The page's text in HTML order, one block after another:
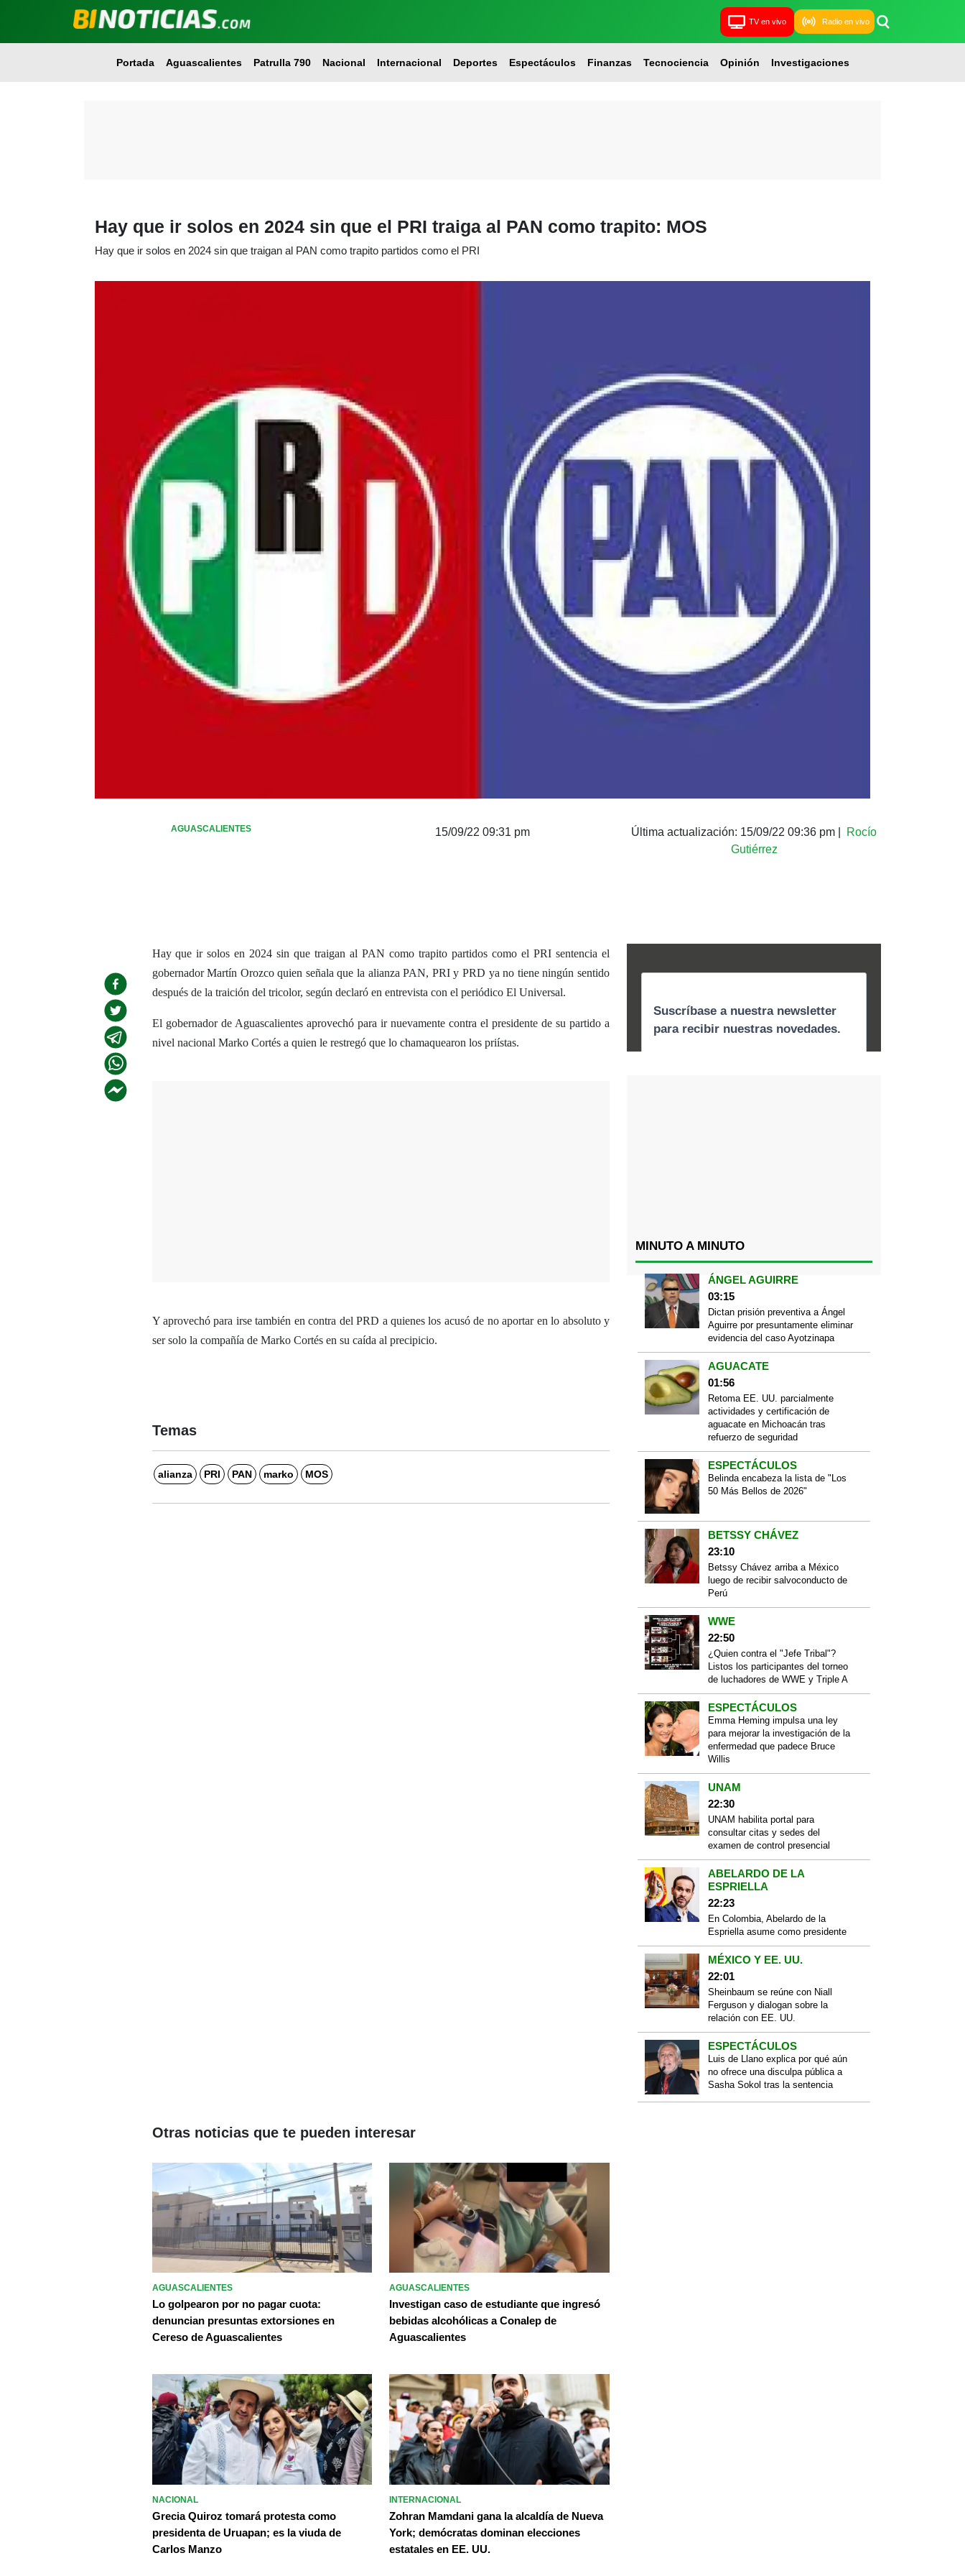
TV en vivo Radio en vivo
Portada Aguascalientes Patrulla 790 Nacional Internacional Deportes Espectáculos Finanzas Tecnociencia Opinión Investigaciones
Hay que ir solos en 2024 sin que el PRI traiga al PAN como trapito: MOS
Hay que ir solos en 2024 sin que traigan al PAN como trapito partidos como el PRI
AGUASCALIENTES 15/09/22 09:31 pm Última actualización: 15/09/22 09:36 pm
Rocío
Gutiérrez
Hay que ir solos en 2024 sin que traigan al PAN como trapito partidos como el PRI sentencia el
gobernador Martín Orozco quien señala que la alianza PAN, PRI y PRD ya no tiene ningún sentido
después de la traición del tricolor, según declaró en entrevista con el periódico El Universal.
El gobernador de Aguascalientes aprovechó para ir nuevamente contra el presidente de su partido a
nivel nacional Marko Cortés a quien le restregó que lo chamaquearon los priístas.
Y aprovechó para irse también en contra del PRD a quienes los acusó de no aportar en lo absoluto y
ser solo la compañía de Marko Cortés en su caída al precipicio.
Temas
alianza PRI PAN marko MOS
MINUTO A MINUTO
ÁNGEL AGUIRRE
03:15
Dictan prisión preventiva a Ángel
Aguirre por presuntamente eliminar
evidencia del caso Ayotzinapa
AGUACATE
01:56
Retoma EE. UU. parcialmente
actividades y certificación de
aguacate en Michoacán tras
refuerzo de seguridad
ESPECTÁCULOS
Belinda encabeza la lista de "Los
50 Más Bellos de 2026"
BETSSY CHÁVEZ
23:10
Betssy Chávez arriba a México
luego de recibir salvoconducto de
Perú
WWE
22:50
¿Quien contra el "Jefe Tribal"?
Listos los participantes del torneo
de luchadores de WWE y Triple A
ESPECTÁCULOS
Emma Heming impulsa una ley
para mejorar la investigación de la
enfermedad que padece Bruce
Willis
UNAM
22:30
UNAM habilita portal para
consultar citas y sedes del
examen de control presencial
ABELARDO DE LA
ESPRIELLA
22:23
En Colombia, Abelardo de la
Espriella asume como presidente
MÉXICO Y EE. UU.
22:01
Sheinbaum se reúne con Niall
Ferguson y dialogan sobre la
relación con EE. UU.
ESPECTÁCULOS
Luis de Llano explica por qué aún
no ofrece una disculpa pública a
Sasha Sokol tras la sentencia
Otras noticias que te pueden interesar
AGUASCALIENTES
Lo golpearon por no pagar cuota:
denuncian presuntas extorsiones en
Cereso de Aguascalientes
AGUASCALIENTES
Investigan caso de estudiante que ingresó
bebidas alcohólicas a Conalep de
Aguascalientes
NACIONAL
Grecia Quiroz tomará protesta como
presidenta de Uruapan; es la viuda de
Carlos Manzo
INTERNACIONAL
Zohran Mamdani gana la alcaldía de Nueva
York; demócratas dominan elecciones
estatales en EE. UU.